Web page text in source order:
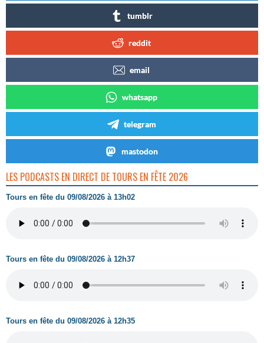
tumblr
reddit
email
whatsapp
telegram
mastodon
LES PODCASTS EN DIRECT DE TOURS EN FÊTE 2026
Tours en fête du 09/08/2026 à 13h02
Tours en fête du 09/08/2026 à 12h37
Tours en fête du 09/08/2026 à 12h35